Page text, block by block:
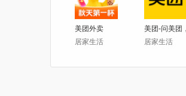
美团外卖
居家生活
居家生活